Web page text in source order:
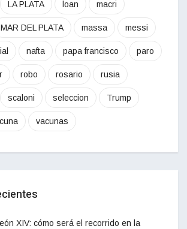
LA PLATA loan macri
MAR DEL PLATA massa messi
nafta papa francisco paro
robo rosario rusia
scaloni seleccion Trump
vacunas
XIV: cómo será el recorrido en la